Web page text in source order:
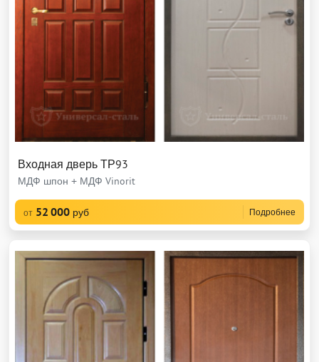
Входная дверь ТР93
МДФ шпон + МДФ Vinorit
от 52 000 руб Подробнее